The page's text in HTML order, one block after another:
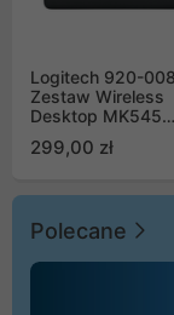
Logitech 920-
Zestaw Wireless
Desktop MK545
299,00 zł
Polecane